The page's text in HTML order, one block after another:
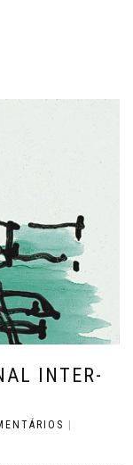
INTER-
|